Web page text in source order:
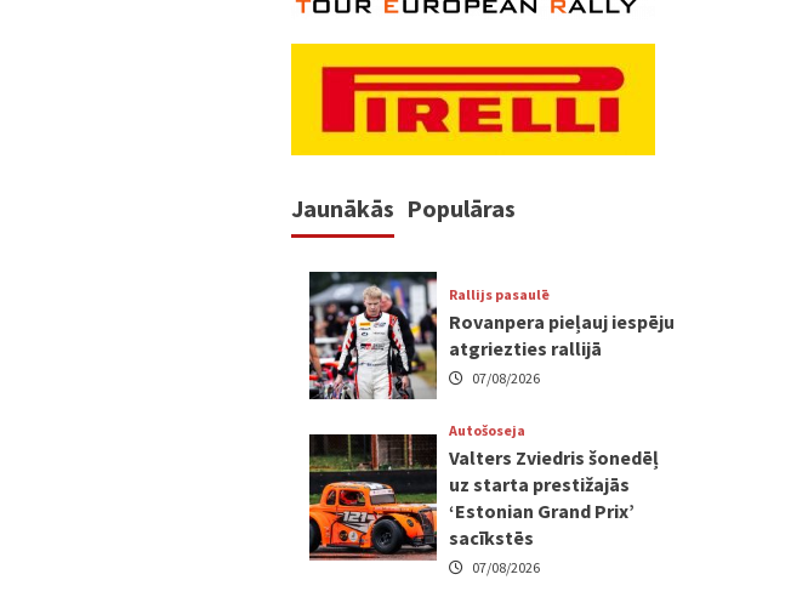
Jaunākās Populāras
Rallijs pasaulē
Rovanpera pieļauj iespēju
atgriezties rallijā
07/08/2026
Autošoseja
Valters Zviedris šonedēļ
uz starta prestižajās
‘Estonian Grand Prix’
sacīkstēs
07/08/2026